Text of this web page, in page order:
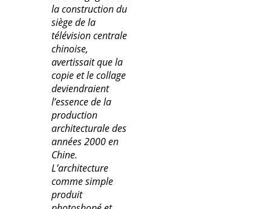
la construction du
siège de la
télévision centrale
chinoise,
avertissait que la
copie et le collage
deviendraient
l’essence de la
production
architecturale des
années 2000 en
Chine.
L’architecture
comme simple
produit